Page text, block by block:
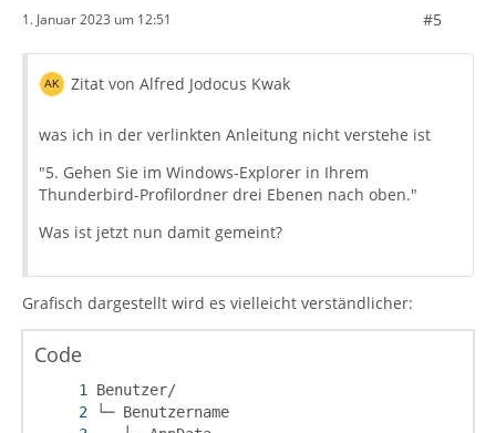
1. Januar 2023 um 12:51 #5
Zitat von Alfred Jodocus Kwak
was ich in der verlinkten Anleitung nicht verstehe ist
"5. Gehen Sie im Windows-Explorer in Ihrem
Thunderbird-Profilordner drei Ebenen nach oben."
Was ist jetzt nun damit gemeint?
Grafisch dargestellt wird es vielleicht verständlicher:
Code